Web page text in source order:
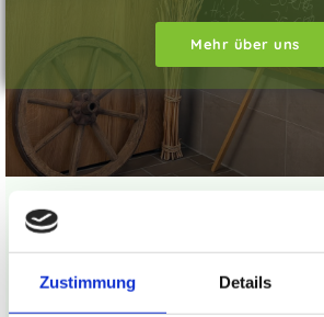
Zustimmung Details
Mehr über uns
Aktuelle